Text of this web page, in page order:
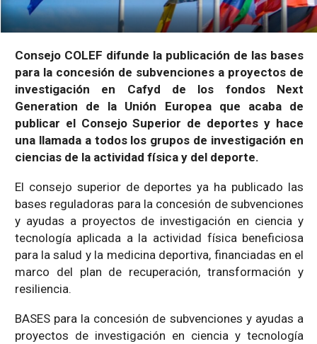
Consejo COLEF difunde la publicación de las bases
para la concesión de subvenciones a proyectos de
investigación en Cafyd de los fondos Next
Generation de la Unión Europea que acaba de
publicar el Consejo Superior de deportes y hace
una llamada a todos los grupos de investigación en
ciencias de la actividad física y del deporte.
El consejo superior de deportes ya ha publicado las
bases reguladoras para la concesión de subvenciones
y ayudas a proyectos de investigación en ciencia y
tecnología aplicada a la actividad física beneficiosa
para la salud y la medicina deportiva, financiadas en el
marco del plan de recuperación, transformación y
resiliencia.
BASES para la concesión de subvenciones y ayudas a
proyectos de investigación en ciencia y tecnología